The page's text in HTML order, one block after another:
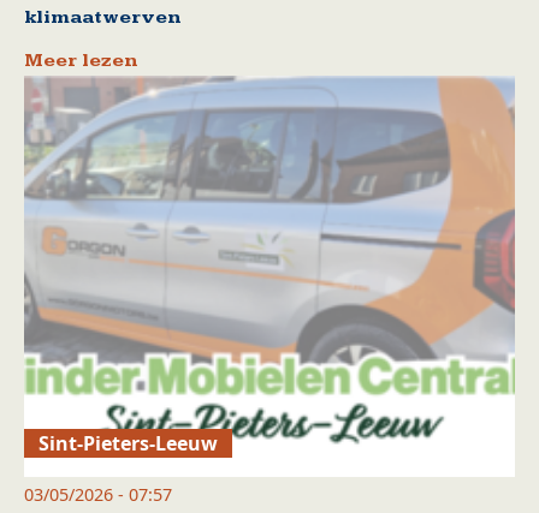
klimaatwerven
Meer lezen
Sint-Pieters-Leeuw
03/05/2026 - 07:57